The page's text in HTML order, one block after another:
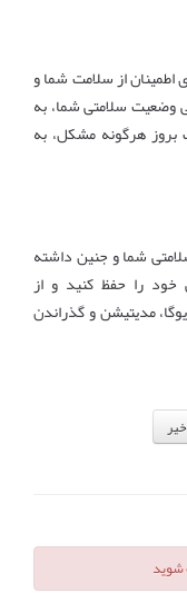
اطمینان از سلامت شما و
وضعیت سلامتی شما، به
هرگونه مشکل، به
شما و جنین داشته
خود را حفظ کنید و از
مدیتیشن و گذراندن
خیر
شوید